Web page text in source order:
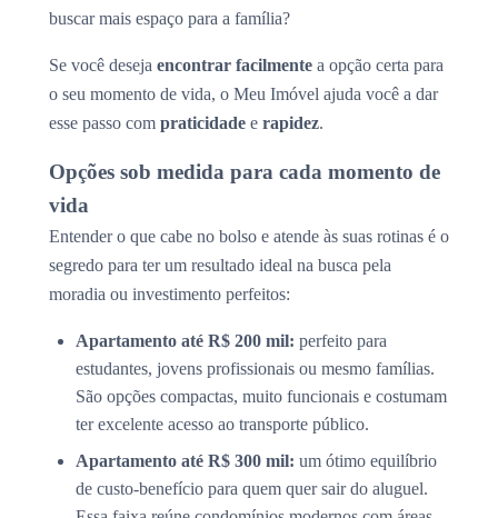
buscar mais espaço para a família?
Se você deseja encontrar facilmente a opção certa para
o seu momento de vida, o Meu Imóvel ajuda você a dar
esse passo com praticidade e rapidez.
Opções sob medida para cada momento de
vida
Entender o que cabe no bolso e atende às suas rotinas é o
segredo para ter um resultado ideal na busca pela
moradia ou investimento perfeitos:
Apartamento até R$ 200 mil: perfeito para
estudantes, jovens profissionais ou mesmo famílias.
São opções compactas, muito funcionais e costumam
ter excelente acesso ao transporte público.
Apartamento até R$ 300 mil: um ótimo equilíbrio
de custo-benefício para quem quer sair do aluguel.